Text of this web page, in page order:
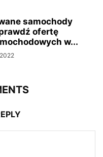
samochody
ofertę
w...